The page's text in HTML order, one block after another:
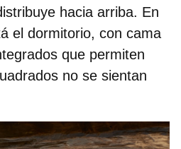
hacia arriba. En
el dormitorio, con cama
que permiten
no se sientan